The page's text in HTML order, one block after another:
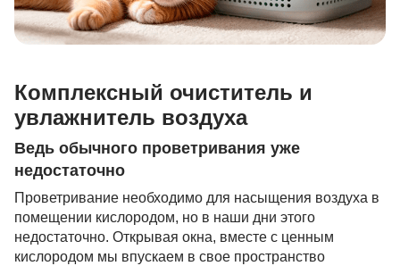
Комплексный очиститель и
увлажнитель воздуха
Ведь обычного проветривания уже
недостаточно
Проветривание необходимо для насыщения воздуха в
помещении кислородом, но в наши дни этого
недостаточно. Открывая окна, вместе с ценным
кислородом мы впускаем в свое пространство